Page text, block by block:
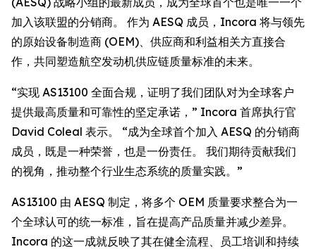
加入该联盟的分销商。 作为 AESQ 成员，Incora 将与领先
的原始设备制造商 (OEM)、供应商和利益相关方直接合
作，共同塑造航空发动机供应链质量标准的未来。
“实现 AS13100 全面合规，证明了我们团队对为全球客户
提供最高质量和可靠性的坚定承诺，” Incora 首席执行官
David Coleal 表示。 “成为全球首个加入 AESQ 的分销商
成员，既是一种荣誉，也是一份责任。 我们期待贡献我们
的视角，推动整个行业生态系统的质量实践。”
AS13100 由 AESQ 制定，将多个 OEM 质量要求整合为一
个全球认可的统一标准，旨在提高产品质量并减少差异。
Incora 的这一成就反映了其在健全流程、员工培训和持续